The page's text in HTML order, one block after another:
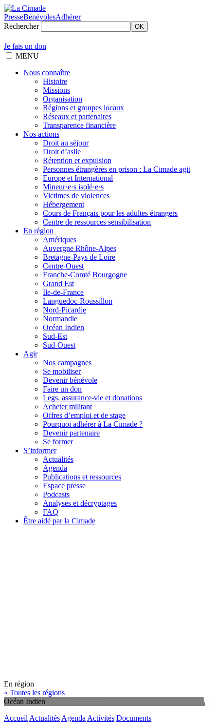
PresseBénévolesAdhérer
Rechercher
OK
Je fais un don
MENU
Nous connaître
Histoire
Missions
Organisation
Régions et groupes locaux
Réseaux et partenaires
Transparence financière
Nos actions
Droit au séjour
Droit d’asile
Rétention et expulsion
Personnes étrangères en prison : La Cimade agit
Europe et International
Mineur·e·s isolé·e·s
Victimes de violences
Hébergement
Cours de Français pour les adultes étrangers
Centre de ressources sensibilisation
En région
Amériques
Auvergne Rhône-Alpes
Bretagne-Pays de Loire
Centre-Ouest
Franche-Comté Bourgogne
Grand Est
Ile-de-France
Languedoc-Roussillon
Nord-Picardie
Normandie
Océan Indien
Sud-Est
Sud-Ouest
Agir
Nos campagnes
Se mobiliser
Devenir bénévole
Faire un don
Legs, assurance-vie et donations
Acheter militant
Offres d’emploi et de stage
Pourquoi adhérer à La Cimade ?
Devenir partenaire
Se former
S’informer
Actualités
Agenda
Publications et ressources
Espace presse
Podcasts
Analyses et décryptages
FAQ
Être aidé par la Cimade
En région
« Toutes les régions
Océan Indien
Accueil Actualités Agenda Activités Documents